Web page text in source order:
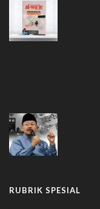
RUBRIK SPESIAL